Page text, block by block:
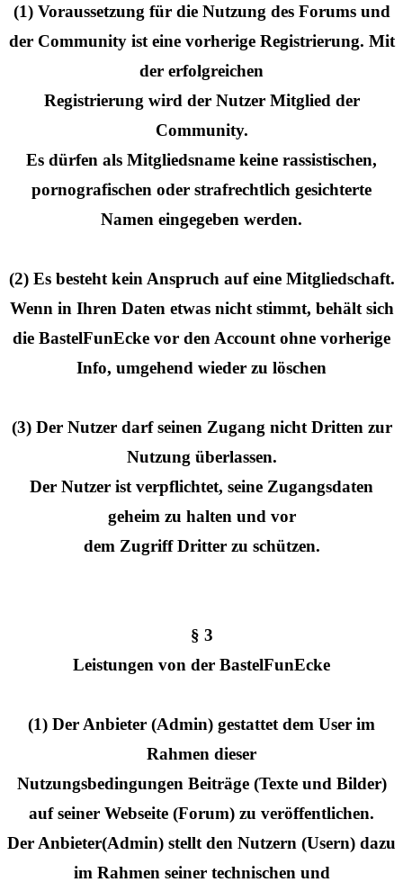
(1) Voraussetzung für die Nutzung des Forums und
der Community ist eine vorherige Registrierung. Mit
der erfolgreichen
Registrierung wird der Nutzer Mitglied der
Community.
Es dürfen als Mitgliedsname keine rassistischen,
pornografischen oder strafrechtlich gesichterte
Namen eingegeben werden.
(2) Es besteht kein Anspruch auf eine Mitgliedschaft.
Wenn in Ihren Daten etwas nicht stimmt, behält sich
die BastelFunEcke vor den Account ohne vorherige
Info, umgehend wieder zu löschen
(3) Der Nutzer darf seinen Zugang nicht Dritten zur
Nutzung überlassen.
Der Nutzer ist verpflichtet, seine Zugangsdaten
geheim zu halten und vor
dem Zugriff Dritter zu schützen.
§ 3
Leistungen von der BastelFunEcke
(1) Der Anbieter (Admin) gestattet dem User im
Rahmen dieser
Nutzungsbedingungen Beiträge (Texte und Bilder)
auf seiner Webseite (Forum) zu veröffentlichen.
Der Anbieter(Admin) stellt den Nutzern (Usern) dazu
im Rahmen seiner technischen und